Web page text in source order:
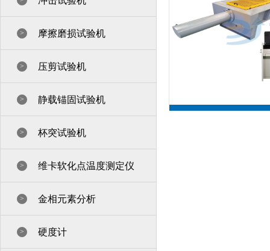
> 摩擦磨损试验机
> 压剪试验机
> 静载锚固试验机
> 杯突试验机
> 维卡软化点温度测定仪
> 金相元素分析
> 硬度计
钢丝绳卧式拉